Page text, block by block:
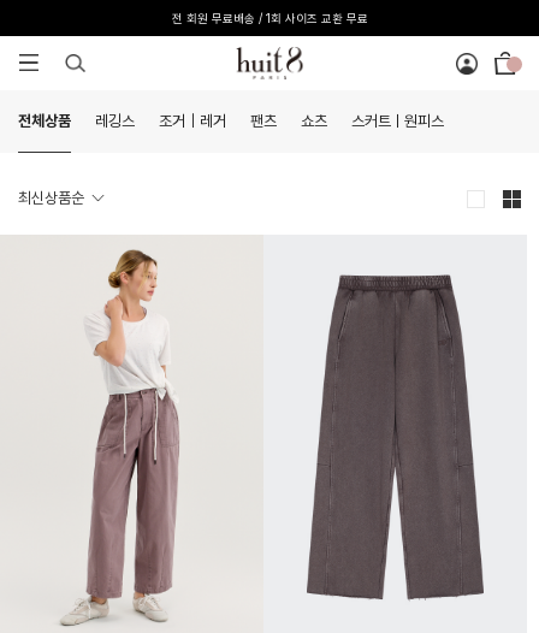
[온라인 익스클루시브] 온라인 회원 단독 40%
전체상품 레깅스 조거｜레거 팬츠 쇼츠 스커트ㅣ원피스
최신상품순